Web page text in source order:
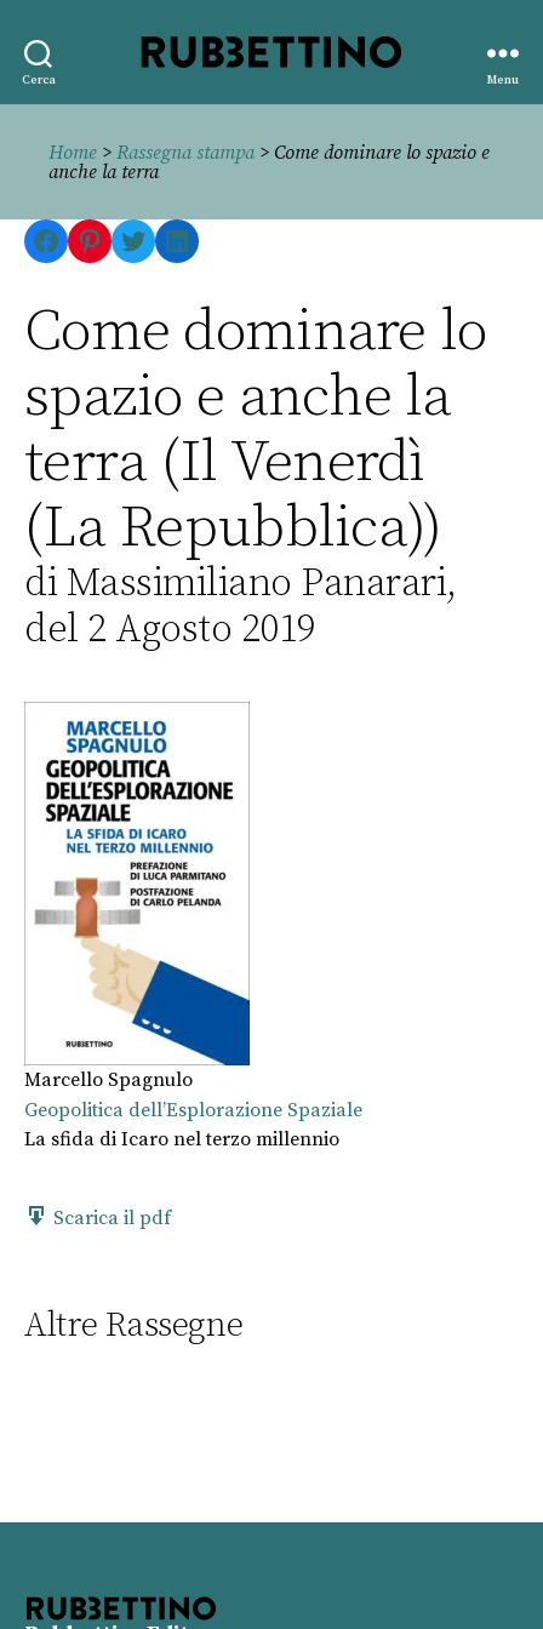
Cerca
editore
Menu
Home > Rassegna stampa> Come dominare lo spazio e
anche la terra
Facebook
Pinterest
TwitterLinkedIn
Come dominare lo
spazio e anche la
terra (Il Venerdì
(La Repubblica))
di Massimiliano Panarari,
del 2 Agosto 2019
Marcello Spagnulo
Geopolitica dell’Esplorazione Spaziale
La sfida di Icaro nel terzo millennio
Scarica il pdf
Altre Rassegne